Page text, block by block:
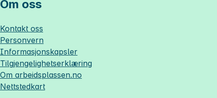
Om oss
Kontakt oss
Personvern
Informasjonskapsler
Tilgjengelighetserklæring
Om arbeidsplassen.no
Nettstedkart